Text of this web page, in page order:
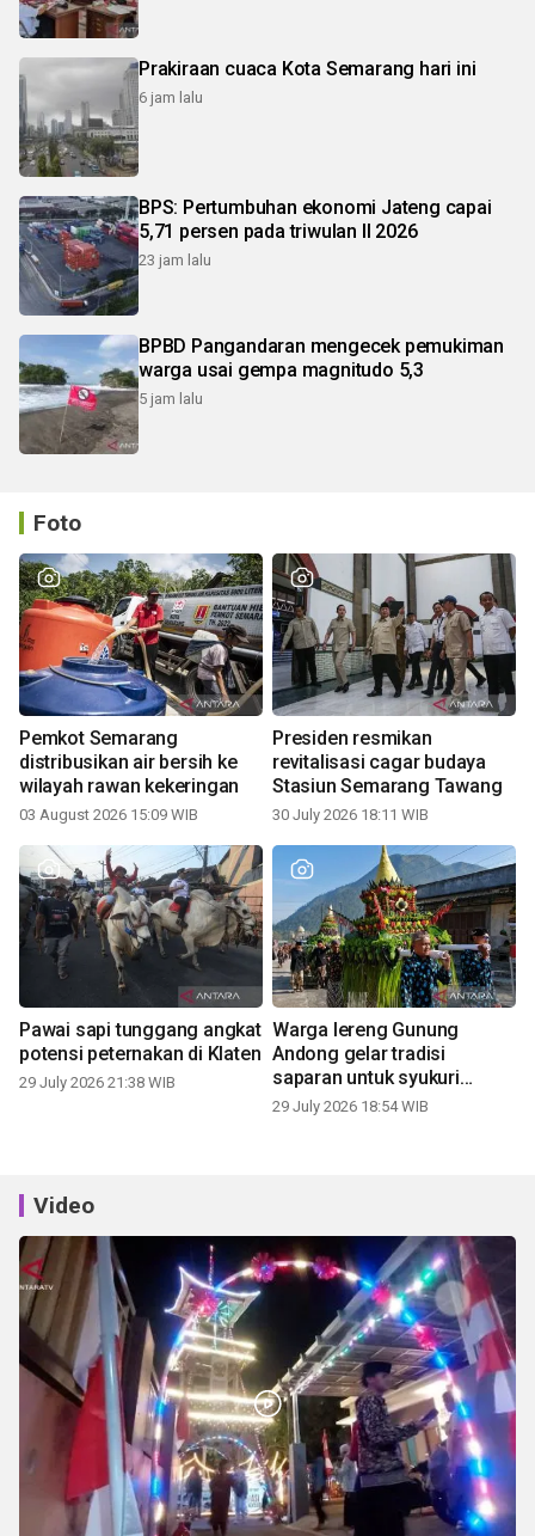
Prakiraan cuaca Kota Semarang hari ini
6 jam lalu
BPS: Pertumbuhan ekonomi Jateng capai
5,71 persen pada triwulan II 2026
23 jam lalu
BPBD Pangandaran mengecek pemukiman
warga usai gempa magnitudo 5,3
5 jam lalu
Foto
Pemkot Semarang
distribusikan air bersih ke
wilayah rawan kekeringan
03 August 2026 15:09 WIB
Presiden resmikan
revitalisasi cagar budaya
Stasiun Semarang Tawang
30 July 2026 18:11 WIB
Pawai sapi tunggang angkat
potensi peternakan di Klaten
29 July 2026 21:38 WIB
Warga lereng Gunung
Andong gelar tradisi
saparan untuk syukuri
panen
29 July 2026 18:54 WIB
Video